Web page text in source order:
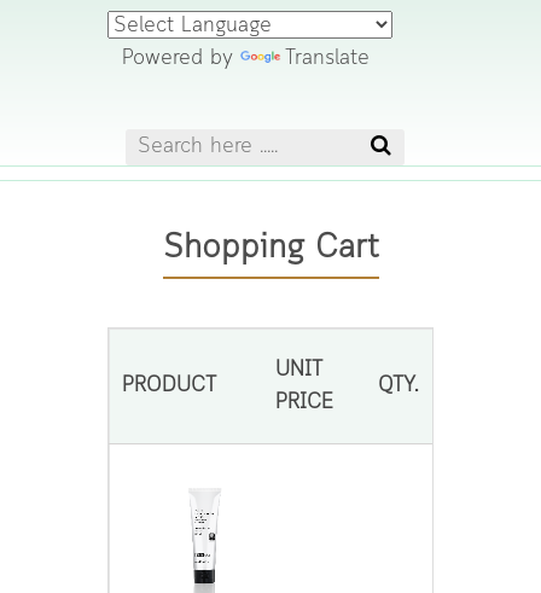
Powered by Translate
Shopping Cart
PRODUCT
UNIT
PRICE
QTY.